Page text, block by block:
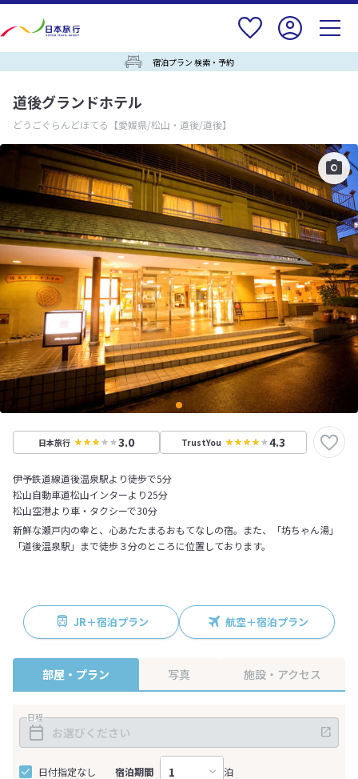
宿泊プラン 検索・予約
道後グランドホテル
どうごぐらんどほてる 【愛媛県/松山・道後/道後】
日本旅行 3.0 TrustYou 4.3
伊予鉄道線道後温泉駅より徒歩で5分
松山自動車道松山インターより25分
松山空港より車・タクシーで30分
新鮮な瀬戸内の幸と、心あたたまるおもてなしの宿。また、「坊ちゃん湯」
「道後温泉駅」まで徒歩３分のところに位置しております。
JR＋宿泊プラン 航空＋宿泊プラン
部屋・プラン 写真 施設・アクセス
日程
日付指定なし 宿泊期間 泊